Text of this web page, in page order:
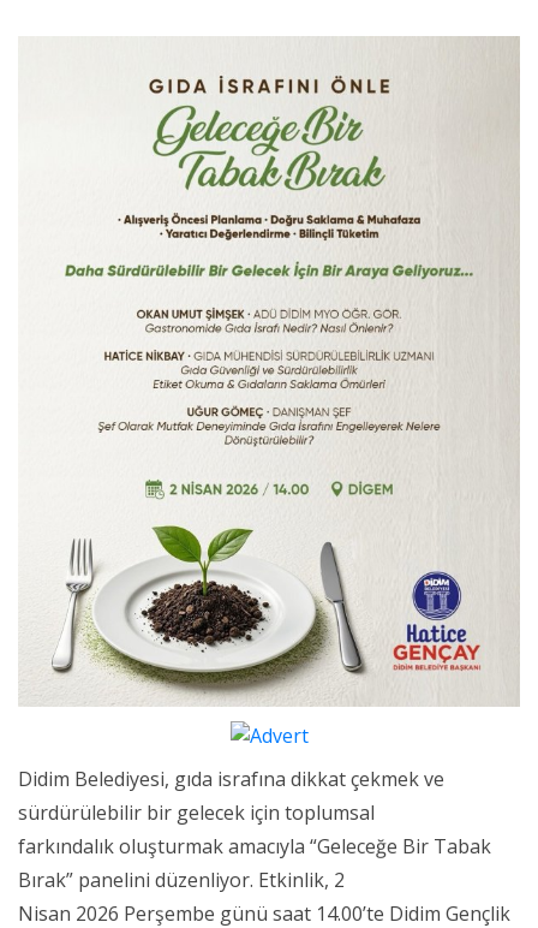
Didim Belediyesi, gıda israfına dikkat çekmek ve
sürdürülebilir bir gelecek için toplumsal
farkındalık oluşturmak amacıyla “Geleceğe Bir Tabak
Bırak” panelini düzenliyor. Etkinlik, 2
Nisan 2026 Perşembe günü saat 14.00’te Didim Gençlik